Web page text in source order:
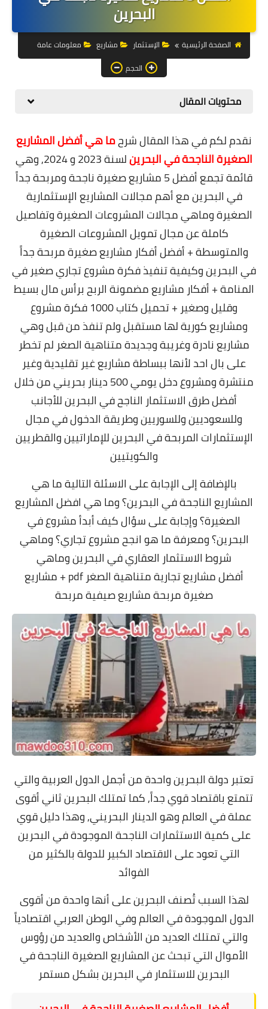
التجارة الالكترونية
التسويق
التداول
الهاتف
المواقع
زيادة متابعين
العملات المشفرة
الاستثمار
البحرين
الصفحة الرئيسية الإستثمار مشاريع
معلومات عامة
الحجم
محتويات المقال
نقدم لكم في هذا المقال شرحما هي أفضل المشاريع
الصغيرة الناجحة في البحرين
لسنة 2023 و 2024, وهي
قائمة تجمع
أفضل 5 مشاريع صغيرة ناجحة ومربحة جداً
في البحرينمع أهم مجالات المشاريع الإستثمارية
الصغيرة وماهيمجالات المشروعات الصغيرةوتفاصيل
كاملة عنمجال تمويل المشروعات الصغيرة
والمتوسطة+ أفضل أفكار مشاريع صغيرة مربحة جداً
في البحرين وكيفية تنفيذ فكرة مشروع تجاري صغير في
المنامة + أفكار مشاريع مضمونة الربح برأس مال بسيط
وقليل وصغير + تحميل كتاب 1000 فكرة مشروع
ومشاريع كورية لها مستقبل ولم تنفذ من قبل وهي
مشاريع نادرة وغريبة وجديدة متناهية الصغر لم تخطر
على بال احد لأنها ببساطة مشاريع غير تقليدية وغير
منتشرة ومشروع دخل يومي 500 دينار بحريني من خلال
أفضل طرق الاستثمار الناجح في البحرين للأجانب
وللسعوديين وللسوريين وطريقة الدخول في مجال
الإستثمارات المربحة في البحرين للإماراتيين والقطريين
والكويتيين
بالإضافة إلى الإجابة على الاسئلة التاليةما هي
المشاريع الناجحة في البحرين؟ وما هي افضل المشاريع
الصغيرة؟ وإجابة على سؤال كيف أبدأ مشروع في
البحرين؟ ومعرفة ما هو انجح مشروع تجاري؟ وماهي
شروطالاستثمار العقاري في البحرين وماهي
أفضل
مشاريع تجارية متناهية الصغر pdf + مشاريع
صغيرة مربحة مشاريع صيفية مربحة
تعتبر دولة البحرين واحدة من أجمل الدول العربية والتي
تتمتع باقتصاد قوي جداً, كما تمتلك البحرين ثاني أقوى
عملة في العالم وهو الدينار البحريني, وهذا دليل قوي
على كمية الاستثمارات الناجحة الموجودة في البحرين
التي تعود على الاقتصاد الكبير للدولة بالكثير من
الفوائد
لهذا السبب تُصنف البحرين على أنها واحدة من أقوى
الدول الموجودة في العالم وفي الوطن العربي اقتصادياً
والتي تمتلك العديد من الأشخاص والعديد من رؤوس
الأموال التي تبحث عن المشاريع الصغيرة الناجحة في
البحرين للاستثمار في البحرين بشكل مستمر